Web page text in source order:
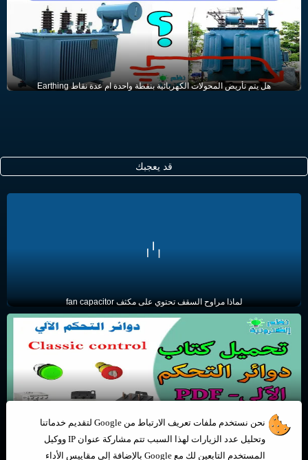
هل يتم تأريض المحولات الكهربائية بنقطة واحدة ام عدة نقاط Earthing
قد يعجبك
لماذا مراوح السقف تحتوي على مكثف fan capacitor
تحميل كتاب تعلم دوائر التحكم الألي للمبتدئين PDF الجزء الثاني
نحن نستخدم ملفات تعريف الارتباط من Google لتقديم خدماتنا
وتحليل عدد الزيارات لهذا السبب تتم مشاركة عنوان IP ووكيل
المستخدم التابعين لك مع Google بالإضافة إلى مقاييس الأداء